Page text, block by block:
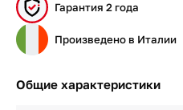
Гарантия 2 года
Произведено в Италии
Общие характеристики